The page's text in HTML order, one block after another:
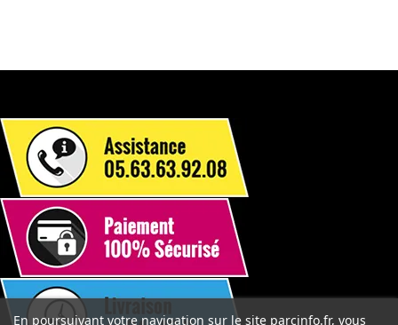
En poursuivant votre navigation sur le site parcinfo.fr, vous